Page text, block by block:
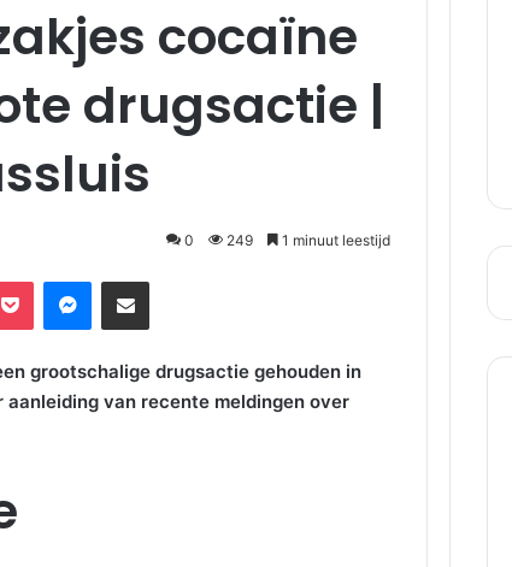
cocaïne
drugsactie |
0 249 1 minuut leestijd
Messenger
Deel via E-mail
grootschalige drugsactie gehouden in
van recente meldingen over